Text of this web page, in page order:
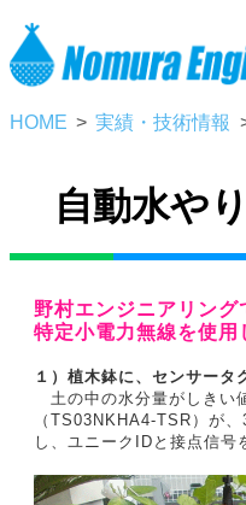
HOME 実績・技術情報
自動水や
野村エンジニアリング
特定小電力無線を使用
１）植木鉢に、センサータ
土の中の水分量がしきい
（TS03NKHA4-TSR）が
し、ユニークIDと接点信号